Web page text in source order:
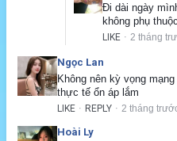
Đi dài ngày
không phụ
LIKE · 2 tháng
Ngọc Lan
Không nên kỳ vọng
thực tế ổn áp lắm
LIKE · REPLY · 2 tháng
Hoài Ly